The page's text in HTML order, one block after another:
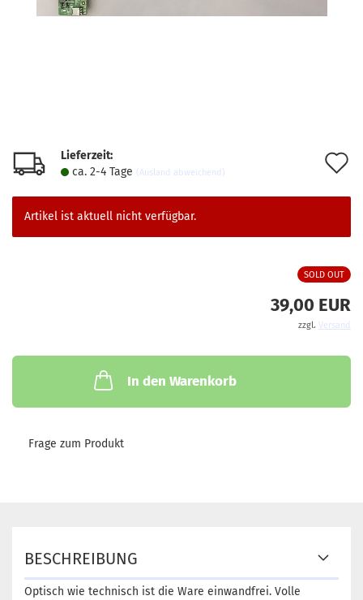
Lieferzeit:
ca. 2-4 Tage (Ausland abweichend)
Artikel ist aktuell nicht verfügbar.
SOLD OUT
39,00 EUR
zzgl. Versand
In den Warenkorb
Frage zum Produkt
BESCHREIBUNG
Optisch wie technisch ist die Ware einwandfrei. Volle